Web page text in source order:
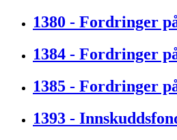
1380 - Fordringer
1384 - Fordringer
1385 - Fordringer
1393 -